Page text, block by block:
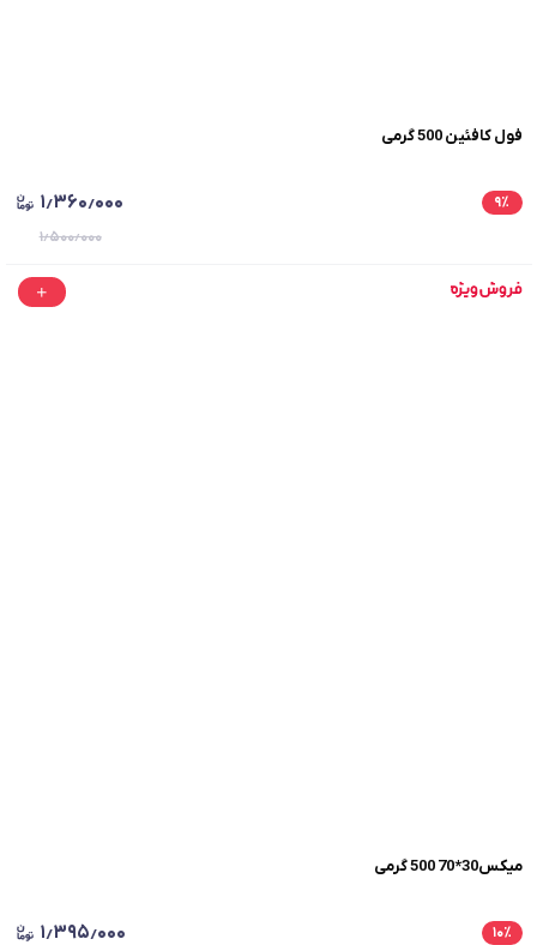
فول کافئین 500 گرمی
۹٪ ۱٫۳۶۰٫۰۰۰
۱٫۵۰۰٫۰۰۰
میکس30*70 500 گرمی
۱۰٪ ۱٫۳۹۵٫۰۰۰